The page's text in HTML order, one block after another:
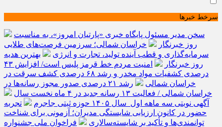
سرخط خبرها
سخن مدیر مسئول پایگاه خبری «پارتیان امروز»، به مناسبت
روز خبرنگار
خراسان شمالی؛ سرزمین فرصت‌های طلایی
سرمایه‌گذاری و قطب آینده تولید، تجارت و انرژی
بهترین هدیه
روز خبرنگار
امنیت مردم خط قرمز پلیس است/ افزایش ۴۳
درصدی کشفیات مواد مخدر و رشد ۶۸ درصدی کشف سرقت در
خراسان شمالی
رشد ۲۱ درصدی صدور مجوز رسانه‌ها در
خراسان شمالی / فعالیت ۱۳ رسانه جدید در ۴ ماه نخست سال
آگهی نوبتی سه ماهه اول سال ۱۴۰۵ حوزه ثبتی جاجرم
تجربه
حضور در کانون ارزیابی شایستگی مدیران؛ آزمونی برای شناخت
توانمندی‌ها و تأکید بر شایسته‌سالاری
فراخوان ملی جشنواره